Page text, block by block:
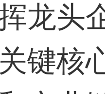
龙头
键核